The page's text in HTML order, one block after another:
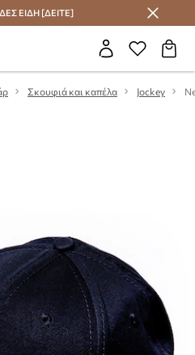
με το Answear Club
ΕΙΔΗ [ΔΕΙΤΕ]
Σκουφιά και καπέλα Jockey